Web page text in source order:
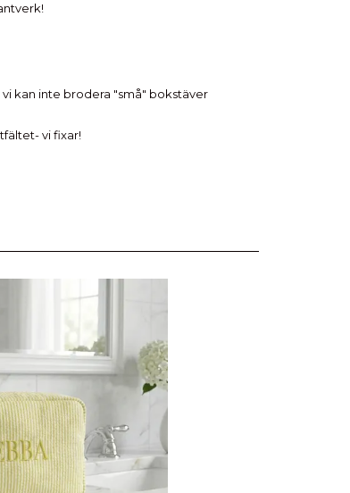
kan inte brodera "små" bokstäver
vi fixar!